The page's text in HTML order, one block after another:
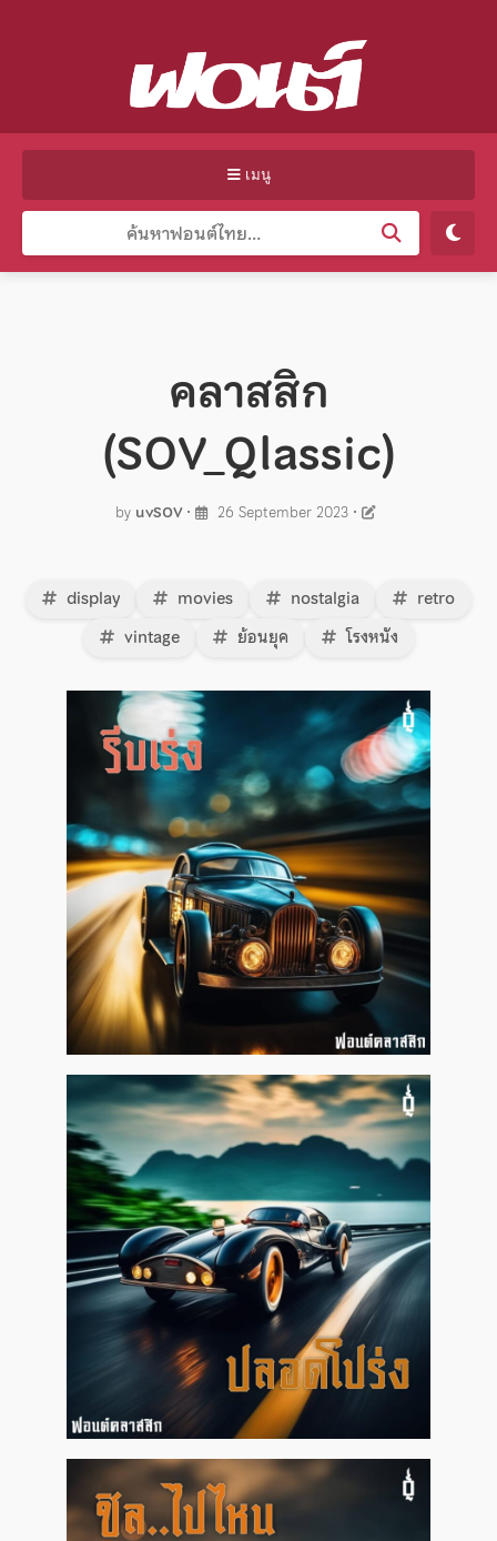
เมนู
คลาสสิก
(SOV_Qlassic)
by uvSOV • 26 September 2023 •
display movies nostalgia
retro
vintage
ย้อนยุค โรงหนัง